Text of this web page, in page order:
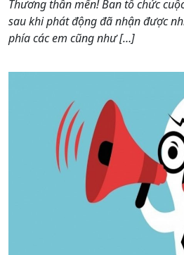
Thương thân mến! Ban tổ chức
sau khi phát động đã nhận được
phía các em cũng như […]